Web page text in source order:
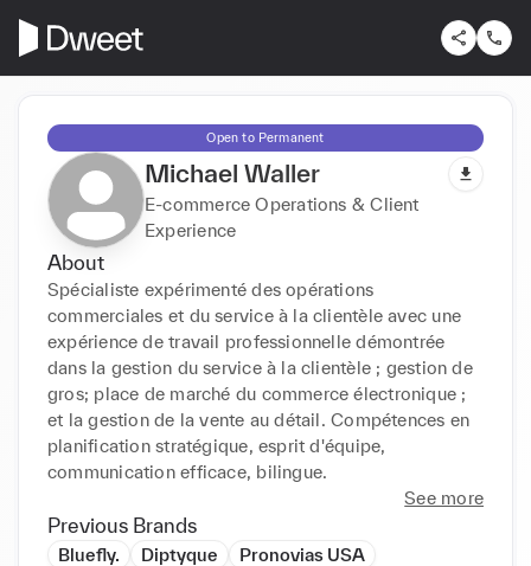
Open to Permanent
Michael Waller
E-commerce Operations & Client
Experience
About
Spécialiste expérimenté des opérations
commerciales et du service à la clientèle avec une
expérience de travail professionnelle démontrée
dans la gestion du service à la clientèle ; gestion de
gros; place de marché du commerce électronique ;
et la gestion de la vente au détail. Compétences en
planification stratégique, esprit d'équipe,
communication efficace, bilingue.
See more
Previous Brands
Bluefly. Diptyque
Pronovias USA